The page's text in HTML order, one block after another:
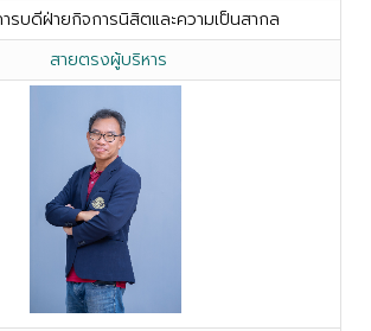
รบดีฝ่ายกิจการนิสิตและความเป็นสากล
สายตรงผู้บริหาร